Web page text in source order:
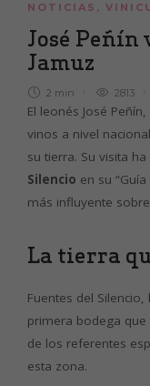
NOTICIAS ,
José
Jamuz
2 min 2813
El leonés José
vinos a nivel
su tierra. Su visita
Silencio en su
más influyente
La tierra
Fuentes del
primera bodega
de los referentes
esta zona.